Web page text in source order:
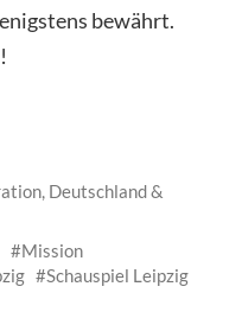
bewährt.
, Deutschland &
Mission
Schauspiel Leipzig